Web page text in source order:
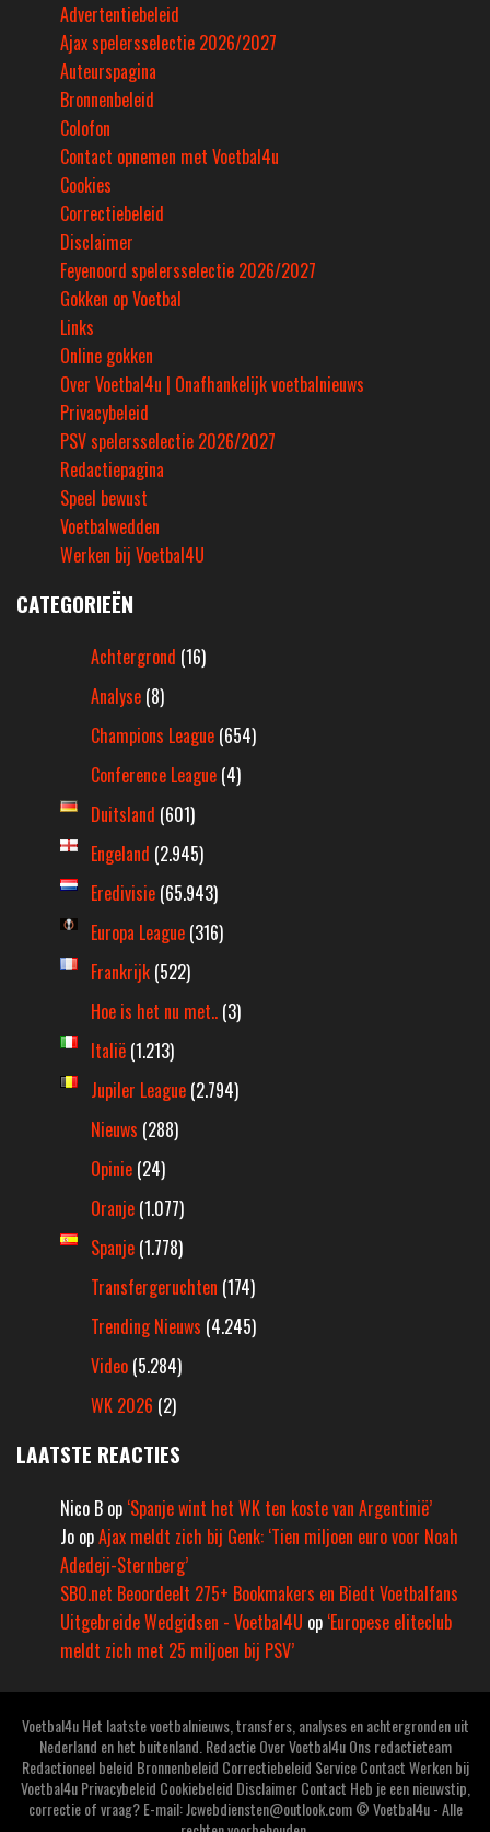
Advertentiebeleid
Ajax spelersselectie 2026/2027
Auteurspagina
Bronnenbeleid
Colofon
Contact opnemen met Voetbal4u
Cookies
Correctiebeleid
Disclaimer
Feyenoord spelersselectie 2026/2027
Gokken op Voetbal
Links
Online gokken
Over Voetbal4u | Onafhankelijk voetbalnieuws
Privacybeleid
PSV spelersselectie 2026/2027
Redactiepagina
Speel bewust
Voetbalwedden
Werken bij Voetbal4U
CATEGORIEËN
Achtergrond (16)
Analyse (8)
Champions League (654)
Conference League (4)
Duitsland (601)
Engeland (2.945)
Eredivisie (65.943)
Europa League (316)
Frankrijk (522)
Hoe is het nu met.. (3)
Italië (1.213)
Jupiler League (2.794)
Nieuws (288)
Opinie (24)
Oranje (1.077)
Spanje (1.778)
Transfergeruchten (174)
Trending Nieuws (4.245)
Video (5.284)
WK 2026 (2)
LAATSTE REACTIES
Nico B op ‘Spanje wint het WK ten koste van Argentinië’
Jo opAjax meldt zich bij Genk: ‘Tien miljoen euro voor Noah
Adedeji-Sternberg’
SBO.net Beoordeelt 275+ Bookmakers en Biedt Voetbalfans
Uitgebreide Wedgidsen - Voetbal4U op ‘Europese eliteclub
meldt zich met 25 miljoen bij PSV’
Voetbal4u Het laatste voetbalnieuws, transfers, analyses en achtergronden uit
Nederland en het buitenland. Redactie Over Voetbal4u Ons redactieteam
Redactioneel beleid Bronnenbeleid Correctiebeleid Service Contact Werken bij
Voetbal4u Privacybeleid Cookiebeleid Disclaimer Contact Heb je een nieuwstip,
correctie of vraag? E-mail: Jcwebdiensten@outlook.com © Voetbal4u - Alle